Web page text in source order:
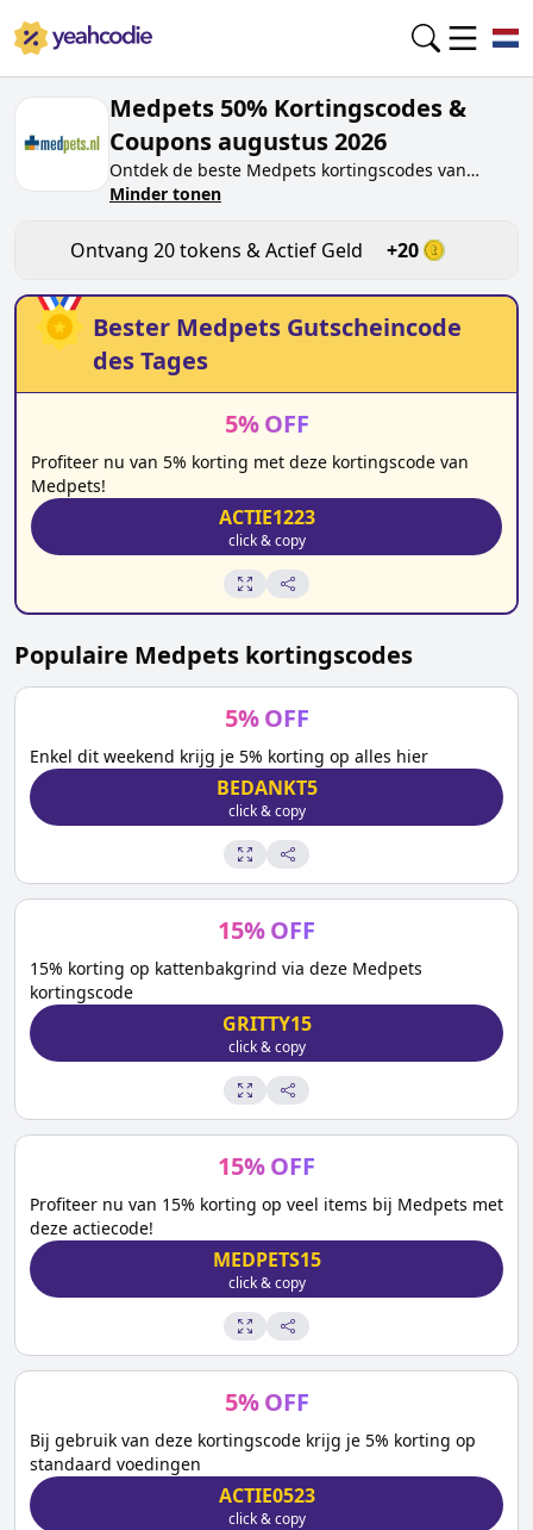
Medpets 50% Kortingscodes &
Coupons augustus 2026
Ontdek de beste Medpets kortingscodes van
vandaag vooraugustus 2026
medpets.nldoor de code te testen. Ontvang
beloningen wanneer jeMedpets
kortingscodes
indient en andere kopers helpt besparen.
Minder tonen
Ontvang 20 tokens & Actief Geld +20
Bester Medpets Gutscheincode
des Tages
5% OFF
Profiteer nu van 5% korting met deze kortingscode van
Medpets!
ACTIE1223
click & copy
Populaire Medpets kortingscodes
5% OFF
Enkel dit weekend krijg je 5% korting op alles hier
BEDANKT5
click & copy
15%OFF
15% korting op kattenbakgrind via deze Medpets
kortingscode
GRITTY15
click & copy
15%OFF
Profiteer nu van 15% korting op veel items bij Medpets met
deze actiecode!
MEDPETS15
click & copy
5% OFF
Bij gebruik van deze kortingscode krijg je 5% korting op
standaard voedingen
ACTIE0523
click & copy